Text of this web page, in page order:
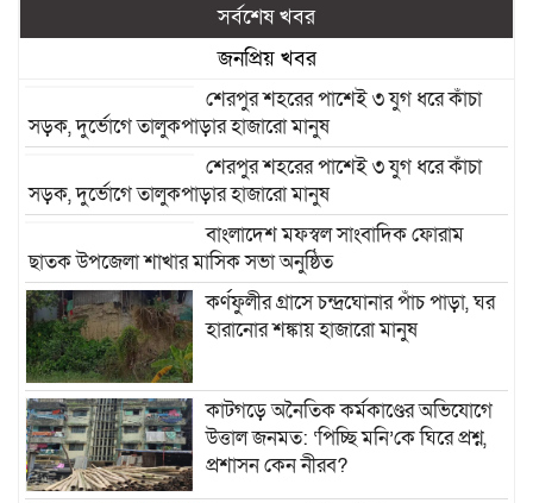
সর্বশেষ খবর
জনপ্রিয় খবর
শেরপুর শহরের পাশেই ৩ যুগ ধরে কাঁচা
সড়ক, দুর্ভোগে তালুকপাড়ার হাজারো মানুষ
শেরপুর শহরের পাশেই ৩ যুগ ধরে কাঁচা
সড়ক, দুর্ভোগে তালুকপাড়ার হাজারো মানুষ
বাংলাদেশ মফস্বল সাংবাদিক ফোরাম
ছাতক উপজেলা শাখার মাসিক সভা অনুষ্ঠিত
কর্ণফুলীর গ্রাসে চন্দ্রঘোনার পাঁচ পাড়া, ঘর
হারানোর শঙ্কায় হাজারো মানুষ
কাটগড়ে অনৈতিক কর্মকাণ্ডের অভিযোগে
উত্তাল জনমত: ‘পিচ্ছি মনি’কে ঘিরে প্রশ্ন,
প্রশাসন কেন নীরব?